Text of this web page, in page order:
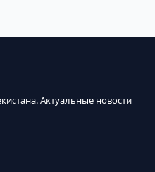
Актуальные новости